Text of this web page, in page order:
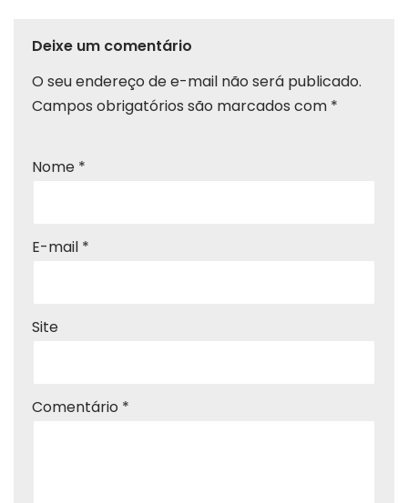
Deixe um comentário
O seu endereço de e-mail não será publicado.
Campos obrigatórios são marcados com *
Nome *
E-mail *
Site
Comentário *